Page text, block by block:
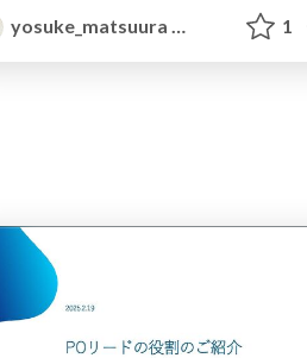
yosuke_matsuura
1